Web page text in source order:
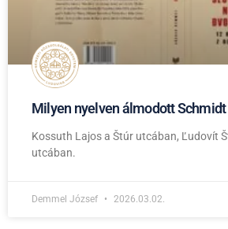
Milyen nyelven álmodott Schmidt
Kossuth Lajos a Štúr utcában, Ľudovít
utcában.
Demmel József 2026.03.02.